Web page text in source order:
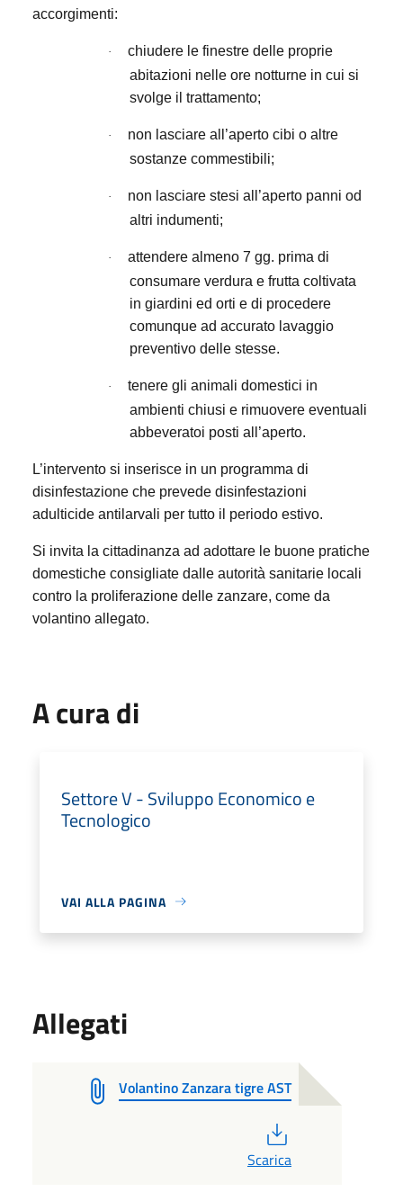
accorgimenti:
·
chiudere le finestre delle proprie
abitazioni nelle ore notturne in cui si
svolge il trattamento;
·
non lasciare all’aperto cibi o altre
sostanze commestibili;
·
non lasciare stesi all’aperto panni od
altri indumenti;
·
attendere almeno 7 gg. prima di
consumare verdura e frutta coltivata
in giardini ed orti e di procedere
comunque ad accurato lavaggio
preventivo delle stesse.
·
tenere gli animali domestici in
ambienti chiusi e rimuovere eventuali
abbeveratoi posti all’aperto.
L’intervento si inserisce in un programma di
disinfestazione che prevede disinfestazioni
adulticide antilarvali per tutto il periodo estivo.
Si invita la cittadinanza ad adottare le buone pratiche
domestiche consigliate dalle autorità sanitarie locali
contro la proliferazione delle zanzare, come da
volantino allegato.
A cura di
Settore V - Sviluppo Economico e
Tecnologico
VAI ALLA PAGINA
Allegati
Volantino Zanzara tigre AST
Scarica